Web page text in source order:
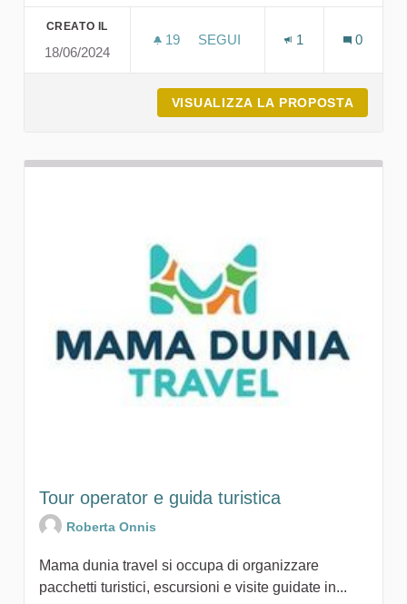
CREATO IL
18/06/2024
19 19 SOSTENITORI
SEGUI
1 0
VISUALIZZA LA PROPOSTA
Tour operator e guida turistica
Roberta Onnis
Mama dunia travel si occupa di organizzare
pacchetti turistici, escursioni e visite guidate in...